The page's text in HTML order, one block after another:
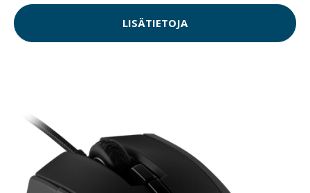
LISÄTIETOJA